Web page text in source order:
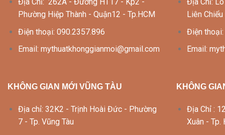
Phường Hiệp Thành - Quận12 - Tp.HCM
Điện thoại: 090.2357.896
Email: mythuatkhonggianmoi@gmail.com
Liên
Điện
Email:
KHÔNG GIAN MỚI VŨNG TÀU
Địa chỉ: 32K2 - Trịnh Hoài Đức - Phường
7 - Tp. Vũng Tàu
KHÔNG
Địa Chỉ :
Xuân - Tp.